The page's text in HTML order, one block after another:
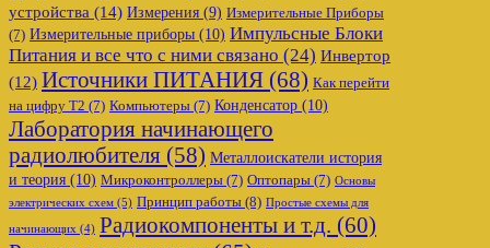
устройства (14) Измерения (9) Измерительные Приборы
(7) Измерительные приборы (10) Импульсные Блоки
Питания и все что с ними связано (24) Инвертор
(12) Источники ПИТАНИЯ (68) Как перейти
на цифру Т2 (7) Компьютеры (7) Конденсатор (10)
Лаборатория начинающего
радиолюбителя (58) Металлоискатели история
и теория (10) Микроконтроллеры (7) Оптопары (7) Основы
электрических схем (5) Принцип работы (8) Простые схемы для
начинающих (4) Радиокомпоненты и т.д. (60)